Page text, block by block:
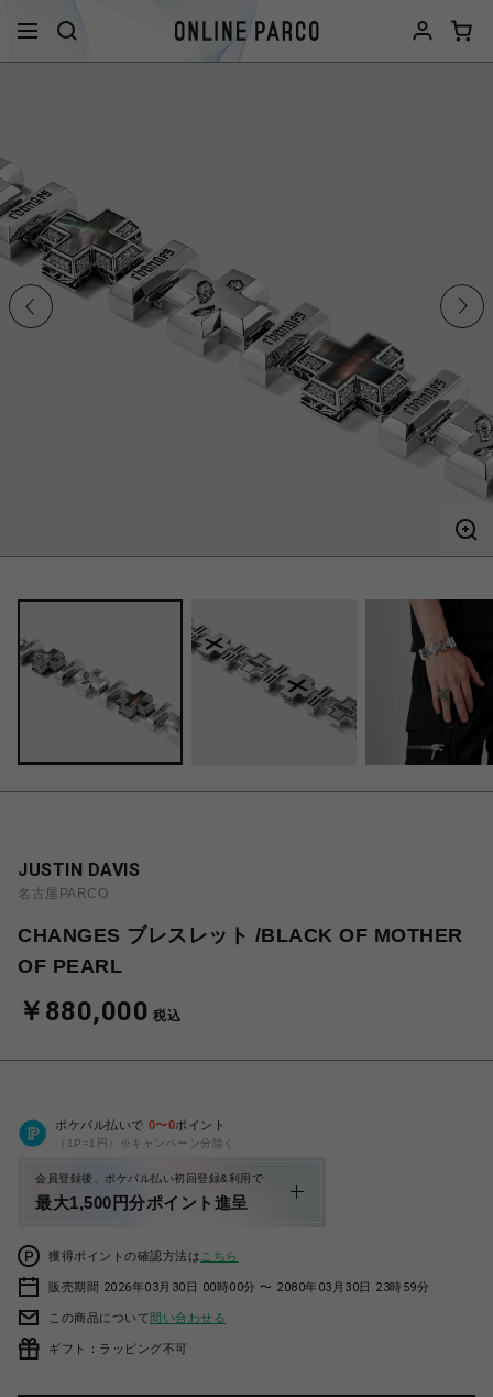
JUSTIN DAVIS
名古屋PARCO
CHANGES ブレスレット /BLACK OF MOTHER
OF PEARL
￥880,000 税込
ポケパル払いで 0〜0ポイント
（1P=1円）※キャンペーン分除く
会員登録後、ポケパル払い初回登録&利用で
最大1,500円分ポイント進呈
獲得ポイントの確認方法は こちら
販売期間 2026年03月30日 00時00分 〜 2080年03月30日 23時59分
この商品について問い合わせる
ギフト：ラッピング不可